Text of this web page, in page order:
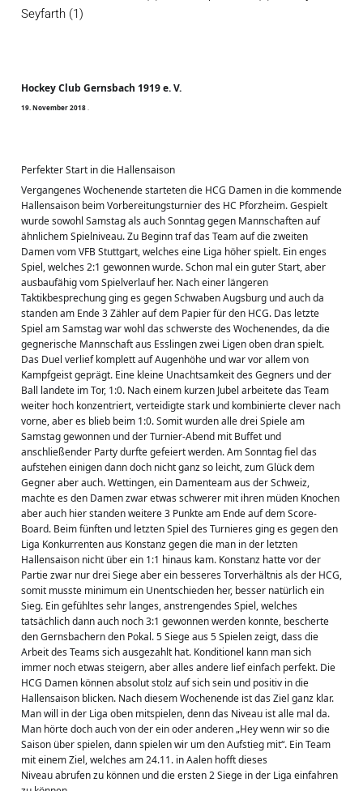
Seyfarth (1)
Hockey Club Gernsbach 1919 e. V.
19 November2018·
Perfekter Start in die Hallensaison
Vergangenes Wochenende starteten die HCG Damen in die kommende
Hallensaison beim Vorbereitungsturnier des HC Pforzheim. Gespielt
wurde sowohl Samstag als auch Sonntag gegen Mannschaften auf
ähnlichem Spielniveau. Zu Beginn traf das Team auf die zweiten
Damen vom VFB Stuttgart, welches eine Liga höher spielt. Ein enges
Spiel, welches 2:1 gewonnen wurde. Schon mal ein guter Start, aber
ausbaufähig vom Spielverlauf her. Nach einer längeren
Taktikbesprechung ging es gegen Schwaben Augsburg und auch da
standen am Ende 3 Zähler auf dem Papier für den HCG. Das letzte
Spiel am Samstag war wohl das schwerste des Wochenendes, da die
gegnerische Mannschaft aus Esslingen zwei Ligen oben dran spielt.
Das Duel verlief komplett auf Augenhöhe und war vor allem von
Kampfgeist geprägt. Eine kleine Unachtsamkeit des Gegners und der
Ball landete im Tor, 1:0. Nach einem kurzen Jubel arbeitete das Team
weiter hoch konzentriert, verteidigte stark und kombinierte clever nach
vorne, aber es blieb beim 1:0. Somit wurden alle drei Spiele am
Samstag gewonnen und der Turnier-Abend mit Buffet und
anschließender Party durfte gefeiert werden. Am Sonntag fiel das
aufstehen einigen dann doch nicht ganz so leicht, zum Glück dem
Gegner aber auch. Wettingen, ein Damenteam aus der Schweiz,
machte es den Damen zwar etwas schwerer mit ihren müden Knochen
aber auch hier standen weitere 3 Punkte am Ende auf dem Score-
Board. Beim fünften und letzten Spiel des Turnieres ging es gegen den
Liga Konkurrenten aus Konstanz gegen die man in der letzten
Hallensaison nicht über ein 1:1 hinaus kam. Konstanz hatte vor der
Partie zwar nur drei Siege aber ein besseres Torverhältnis als der HCG,
somit musste minimum ein Unentschieden her, besser natürlich ein
Sieg. Ein gefühltes sehr langes, anstrengendes Spiel, welches
tatsächlich dann auch noch 3:1 gewonnen werden konnte, bescherte
den Gernsbachern den Pokal. 5 Siege aus 5 Spielen zeigt, dass die
Arbeit des Teams sich ausgezahlt hat. Konditionel kann man sich
immer noch etwas steigern, aber alles andere lief einfach perfekt. Die
HCG Damen können absolut stolz auf sich sein und positiv in die
Hallensaison blicken. Nach diesem Wochenende ist das Ziel ganz klar.
Man will in der Liga oben mitspielen, denn das Niveau ist alle mal da.
Man hörte doch auch von der ein oder anderen „Hey wenn wir so die
Saison über spielen, dann spielen wir um den Aufstieg mit“. Ein Team
mit einem Ziel, welches am 24.11. in Aalen hofft dieses
Niveau abrufen zu können und die ersten 2 Siege in der Liga einfahren